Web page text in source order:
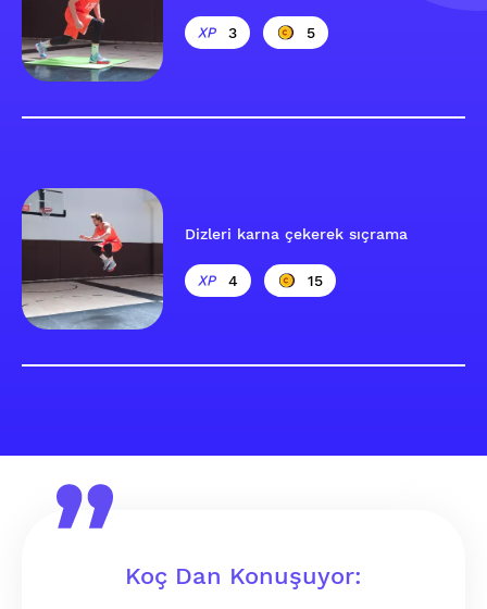
3 5
Dizleri karna çekerek sıçrama
4 15
Koç Dan Konuşuyor: